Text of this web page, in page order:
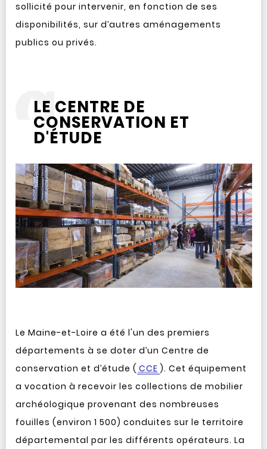
sollicité pour intervenir, en fonction de ses
disponibilités, sur d’autres aménagements
publics ou privés.
LE CENTRE DE
CONSERVATION ET
D'ÉTUDE
Le Maine-et-Loire a été l'un des premiers
départements à se doter d’un Centre de
conservation et d’étude ( CCE ). Cet équipement
a vocation à recevoir les collections de mobilier
archéologique provenant des nombreuses
fouilles (environ 1 500) conduites sur le territoire
départemental par les différents opérateurs. La